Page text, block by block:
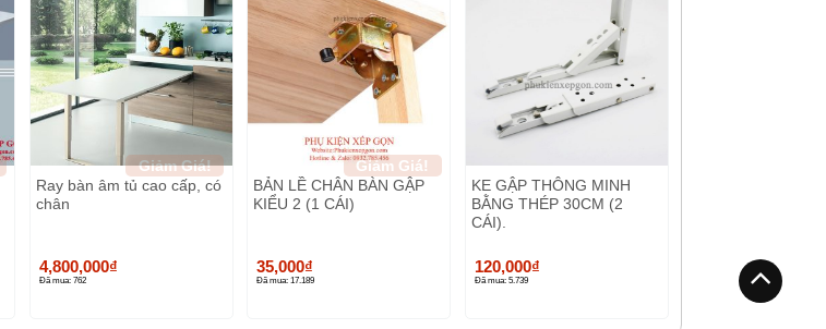
Giảm Giá!
Ray bàn âm tủ cao cấp, có
chân
4,800,000₫
Đã mua: 762
Giảm Giá!
BẢN LỀ CHÂN BÀN GẬP
KIỂU 2 (1 CÁI)
35,000₫
Đã mua: 17.189
KE GẬP THÔNG MINH
BẰNG THÉP 30CM (2
CÁI).
120,000₫
Đã mua: 5.739